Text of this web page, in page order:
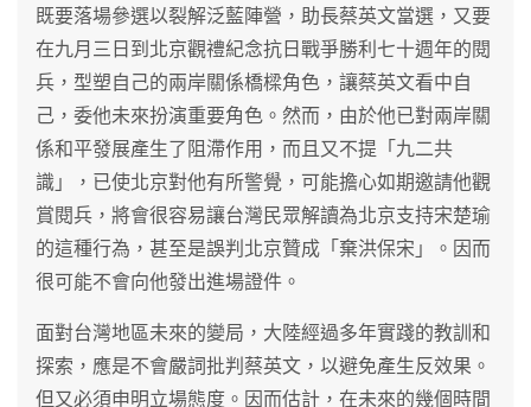
既要落場參選以裂解泛藍陣營，助長蔡英文當選，又要
在九月三日到北京觀禮紀念抗日戰爭勝利七十週年的閱
兵，型塑自己的兩岸關係橋樑角色，讓蔡英文看中自
己，委他未來扮演重要角色。然而，由於他已對兩岸關
係和平發展產生了阻滯作用，而且又不提「九二共
識」，已使北京對他有所警覺，可能擔心如期邀請他觀
賞閱兵，將會很容易讓台灣民眾解讀為北京支持宋楚瑜
的這種行為，甚至是誤判北京贊成「棄洪保宋」。因而
很可能不會向他發出進場證件。
面對台灣地區未來的變局，大陸經過多年實踐的教訓和
探索，應是不會嚴詞批判蔡英文，以避免產生反效果。
但又必須申明立場態度。因而估計，在未來的幾個時間